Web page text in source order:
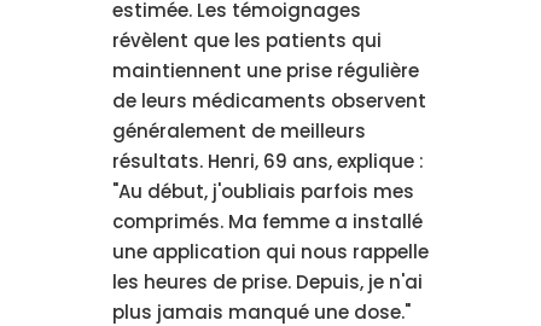
estimée. Les témoignages
révèlent que les patients qui
maintiennent une prise régulière
de leurs médicaments observent
généralement de meilleurs
résultats. Henri, 69 ans, explique :
"Au début, j'oubliais parfois mes
comprimés. Ma femme a installé
une application qui nous rappelle
les heures de prise. Depuis, je n'ai
plus jamais manqué une dose."